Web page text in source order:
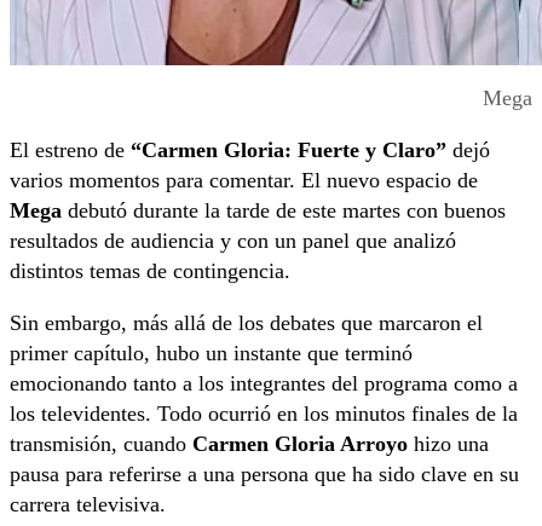
Mega
El estreno de “Carmen Gloria: Fuerte y Claro” dejó
varios momentos para comentar. El nuevo espacio de
Mega debutó durante la tarde de este martes con buenos
resultados de audiencia y con un panel que analizó
distintos temas de contingencia.
Sin embargo, más allá de los debates que marcaron el
primer capítulo, hubo un instante que terminó
emocionando tanto a los integrantes del programa como a
los televidentes. Todo ocurrió en los minutos finales de la
transmisión, cuando Carmen Gloria Arroyo hizo una
pausa para referirse a una persona que ha sido clave en su
carrera televisiva.